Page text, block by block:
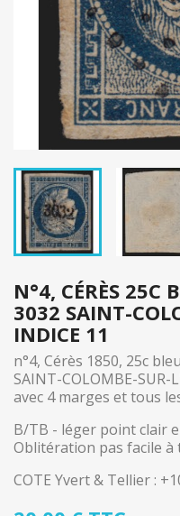
N°4, CÉRÈS 25C
3032 SAINT-
INDICE 11
n°4, Cérès 1850, 25c
SAINT-COLOMBE-SUR-
avec 4 marges et tous
B/TB - léger point clair
Oblitération pas facile à
COTE Yvert & Tellier :